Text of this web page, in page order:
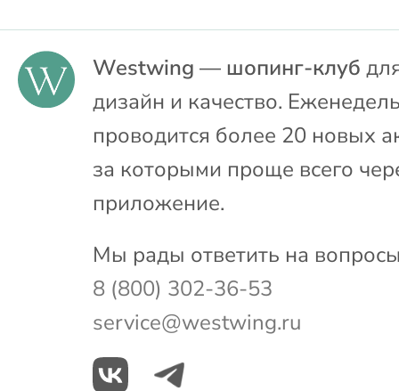
Westwing — шопинг-клуб
дизайн и качество.
проводится более 20 новых
за которыми проще всего
приложение.
Мы рады ответить на
8 (800) 302-36-53
service@westwing.ru